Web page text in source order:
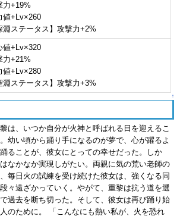
力+19%
値+Lv×260
淵ステータス】攻撃力+2%
値+Lv×320
力+21%
値+Lv×280
淵ステータス】攻撃力+3%
↑
は、いつか自分が火神と呼ばれる日を迎えるこ
幼い頃から踊り手になるのが夢で、心が躍るよ
ることが、彼女にとっての幸せだった。しか
なかなか実現しがたい。両親に気の荒い老師の
毎日火の試練を受け続けた彼女は、強くなる同
々遠ざかっていく。やがて、重黎は抗う道を選
過去を断ち切った。そして、彼女は再び踊り始
のために。 「こんなにも熱い私が、火を恐れ